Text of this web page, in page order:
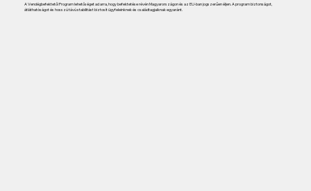
A Vendégbefektetői Program lehetőséget ad arra, hogy befektetése révén Magyarországon és az EU-ban jogszerűen éljen. A program biztonságot,
átláthatóságot és hosszú távú stabilitást biztosít ügyfeleinknek és családtagjaiknak egyaránt.